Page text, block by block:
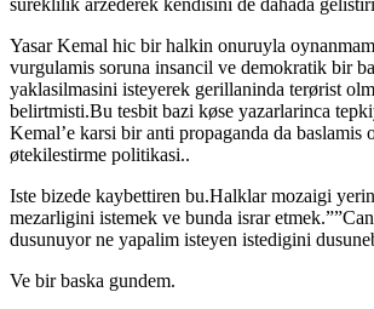
Yasar Kemal hic bir halkin onuruyla
vurgulamis soruna insancil ve demokratik bir
yaklasilmasini isteyerek gerillaninda terørist
belirtmisti.Bu tesbit bazi køse yazarlarinca
Kemal’e karsi bir anti propaganda da baslamis
øtekilestirme politikasi..
Iste bizede kaybettiren bu.Halklar mozaigi
mezarligini istemek ve bunda israr
dusunuyor ne yapalim isteyen istedigini
Ve bir baska gundem.